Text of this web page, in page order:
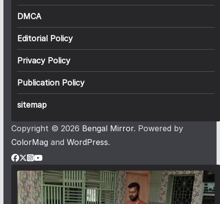
DMCA
Editorial Policy
Privacy Policy
Publication Policy
sitemap
Copyright © 2026 Bengal Mirror. Powered by
ColorMag and WordPress.